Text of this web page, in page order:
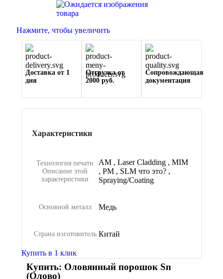
Нажмите, чтобы увеличить
Доставка от 1
дня
Отгрузка от
2000 руб.
Сопровождающая
документация
Характеристики
Технология печати
Описание этой
характеристики
AM , Laser Cladding , MIM
, PM , SLM что это? ,
Spraying/Coating
Основной металл Медь
Страна изготовитель Китай
Купить в 1 клик
Купить: Оловянный порошок Sn
(Олово)